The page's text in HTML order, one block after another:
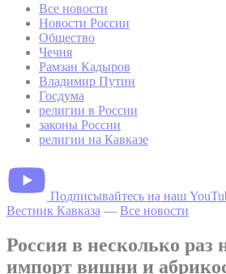
Все новости
Новости России
Общество
Чечня
Рамзан Кадыров
Владимир Путин
Госдума
религии в России
законы России
религии на Кавказе
Подписывайтесь на наш
Вестник Кавказа — Все новости
Россия в несколько раз
импорт вишни и